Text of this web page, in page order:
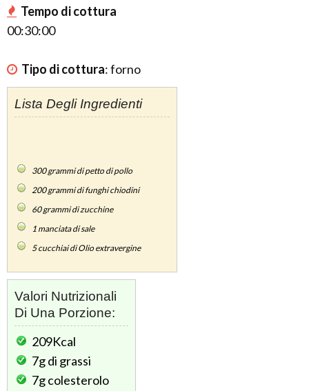
Tempo di cottura
00:30:00
Tipo di cottura:forno
Lista Degli Ingredienti
300grammi di petto di pollo
200grammi di funghi chiodini
60grammi di zucchine
1 manciata di sale
5cucchiai di Olio extravergine
Valori Nutrizionali
Di Una Porzione:
209Kcal
7gdi grassi
7gcolesterolo